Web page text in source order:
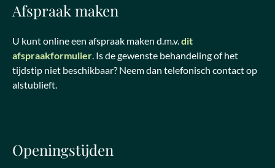
Afspraak maken
U kunt online een afspraak maken d.m.v.dit
afspraakformulier. Is de gewenste behandeling of het
tijdstip niet beschikbaar? Neem dan telefonisch contact op
alstublieft.
Openingstijden